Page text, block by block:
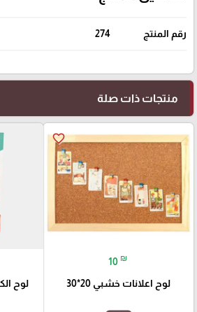
رقم المنتج 274
منتجات ذات صلة
favorite_border
10 ₪
لوح اعلانات خشبي 20*30 لوح